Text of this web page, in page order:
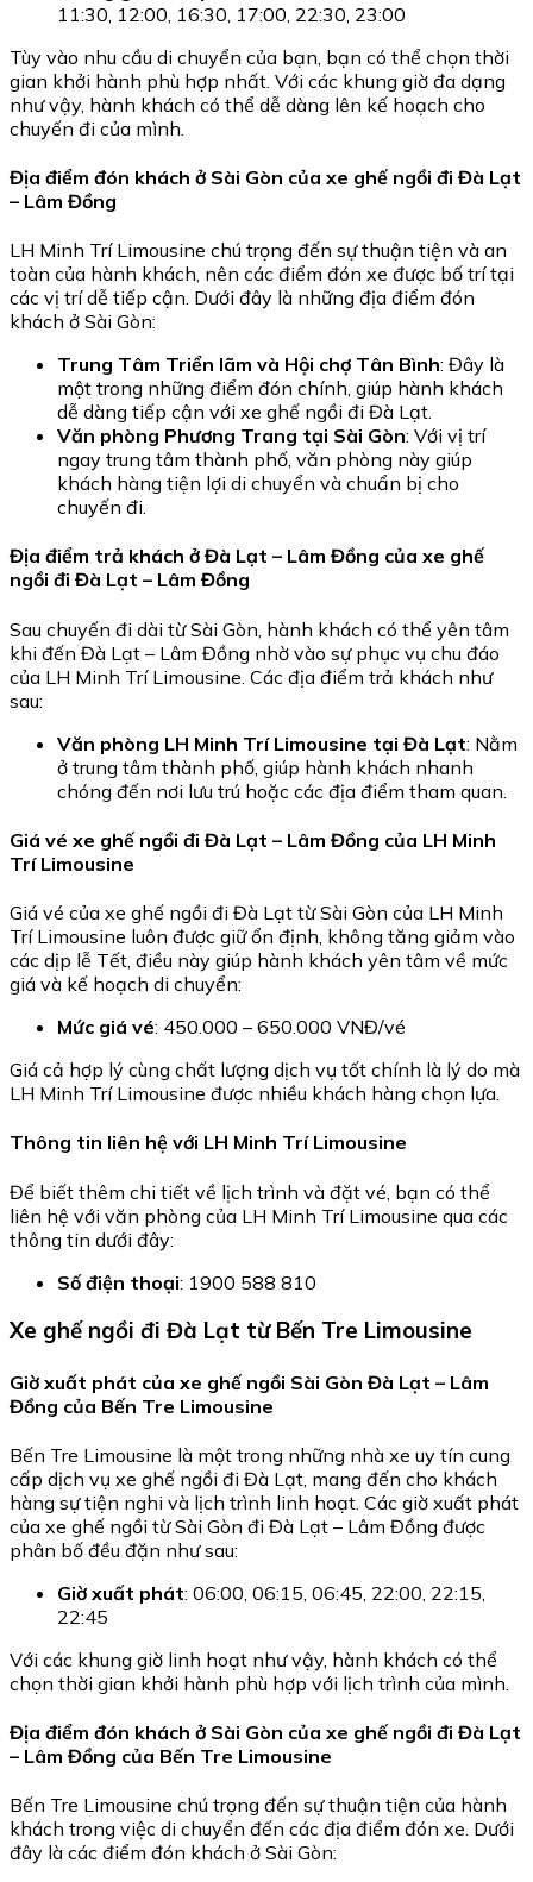
11:30, 12:00, 16:30, 17:00, 22:30, 23:00
Tùy vào nhu cầu di chuyển của bạn, bạn có thể chọn thời
gian khởi hành phù hợp nhất. Với các khung giờ đa dạng
như vậy, hành khách có thể dễ dàng lên kế hoạch cho
chuyến đi của mình.
Địa điểm đón khách ở Sài Gòn của xe ghế ngồi đi Đà Lạt
– Lâm Đồng
LH Minh Trí Limousine chú trọng đến sự thuận tiện và an
toàn của hành khách, nên các điểm đón xe được bố trí tại
các vị trí dễ tiếp cận. Dưới đây là những địa điểm đón
khách ở Sài Gòn:
Trung Tâm Triển lãm và Hội chợ Tân Bình: Đây là
một trong những điểm đón chính, giúp hành khách
dễ dàng tiếp cận với xe ghế ngồi đi Đà Lạt.
Văn phòng Phương Trang tại Sài Gòn: Với vị trí
ngay trung tâm thành phố, văn phòng này giúp
khách hàng tiện lợi di chuyển và chuẩn bị cho
chuyến đi.
Địa điểm trả khách ở Đà Lạt – Lâm Đồng của xe ghế
ngồi đi Đà Lạt – Lâm Đồng
Sau chuyến đi dài từ Sài Gòn, hành khách có thể yên tâm
khi đến Đà Lạt – Lâm Đồng nhờ vào sự phục vụ chu đáo
của LH Minh Trí Limousine. Các địa điểm trả khách như
sau:
Văn phòng LH Minh Trí Limousine tại Đà Lạt: Nằm
ở trung tâm thành phố, giúp hành khách nhanh
chóng đến nơi lưu trú hoặc các địa điểm tham quan.
Giá vé xe ghế ngồi đi Đà Lạt – Lâm Đồng của LH Minh
Trí Limousine
Giá vé của xe ghế ngồi đi Đà Lạt từ Sài Gòn của LH Minh
Trí Limousine luôn được giữ ổn định, không tăng giảm vào
các dịp lễ Tết, điều này giúp hành khách yên tâm về mức
giá và kế hoạch di chuyển:
Mức giá vé: 450.000 – 650.000 VNĐ/vé
Giá cả hợp lý cùng chất lượng dịch vụ tốt chính là lý do mà
LH Minh Trí Limousine được nhiều khách hàng chọn lựa.
Thông tin liên hệ với LH Minh Trí Limousine
Để biết thêm chi tiết về lịch trình và đặt vé, bạn có thể
liên hệ với văn phòng của LH Minh Trí Limousine qua các
thông tin dưới đây:
Số điện thoại: 1900 588 810
Xe ghế ngồi đi Đà Lạt từ Bến Tre Limousine
Giờ xuất phát của xe ghế ngồi Sài Gòn Đà Lạt – Lâm
Đồng của Bến Tre Limousine
Bến Tre Limousine là một trong những nhà xe uy tín cung
cấp dịch vụ xe ghế ngồi đi Đà Lạt, mang đến cho khách
hàng sự tiện nghi và lịch trình linh hoạt. Các giờ xuất phát
của xe ghế ngồi từ Sài Gòn đi Đà Lạt – Lâm Đồng được
phân bố đều đặn như sau:
Giờ xuất phát: 06:00, 06:15, 06:45, 22:00, 22:15,
22:45
Với các khung giờ linh hoạt như vậy, hành khách có thể
chọn thời gian khởi hành phù hợp với lịch trình của mình.
Địa điểm đón khách ở Sài Gòn của xe ghế ngồi đi Đà Lạt
– Lâm Đồng của Bến Tre Limousine
Bến Tre Limousine chú trọng đến sự thuận tiện của hành
khách trong việc di chuyển đến các địa điểm đón xe. Dưới
đây là các điểm đón khách ở Sài Gòn: